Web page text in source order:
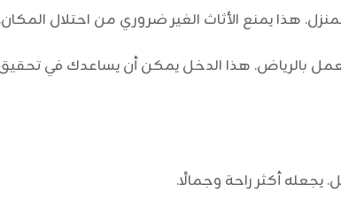
هذا يمنع الأثاث الغير ضروري من احتلال المكان.
بالرياض. هذا الدخل يمكن أن يساعدك في تحقيق
أكثر راحة وجمالًا.